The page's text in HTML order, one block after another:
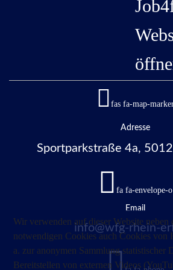
fas fa-map-
Adresse
Sportparkstraße 4a,
fa fa-envelope-o
Email
info@wfg-rhein-
Wir verwenden auf dieser Website neben
notwendigen Cookies auch Cookies von
a. zur anonymen Sammlung statistischer
Bereitstellen von externen Videos